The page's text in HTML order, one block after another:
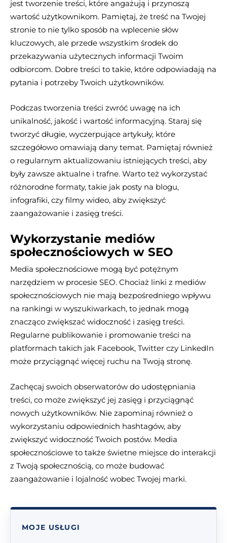
jest tworzenie treści, które angażują i przynoszą
wartość użytkownikom. Pamiętaj, że treść na Twojej
stronie to nie tylko sposób na wplecenie słów
kluczowych, ale przede wszystkim środek do
przekazywania użytecznych informacji Twoim
odbiorcom. Dobre treści to takie, które odpowiadają na
pytania i potrzeby Twoich użytkowników.
Podczas tworzenia treści zwróć uwagę na ich
unikalność, jakość i wartość informacyjną. Staraj się
tworzyć długie, wyczerpujące artykuły, które
szczegółowo omawiają dany temat. Pamiętaj również
o regularnym aktualizowaniu istniejących treści, aby
były zawsze aktualne i trafne. Warto też wykorzystać
różnorodne formaty, takie jak posty na blogu,
infografiki, czy filmy wideo, aby zwiększyć
zaangażowanie i zasięg treści.
Wykorzystanie mediów
społecznościowych w SEO
Media społecznościowe mogą być potężnym
narzędziem w procesie SEO. Chociaż linki z mediów
społecznościowych nie mają bezpośredniego wpływu
na rankingi w wyszukiwarkach, to jednak mogą
znacząco zwiększać widoczność i zasięg treści.
Regularne publikowanie i promowanie treści na
platformach takich jak Facebook, Twitter czy LinkedIn
może przyciągnąć więcej ruchu na Twoją stronę.
Zachęcaj swoich obserwatorów do udostępniania
treści, co może zwiększyć jej zasięg i przyciągnąć
nowych użytkowników. Nie zapominaj również o
wykorzystaniu odpowiednich hashtagów, aby
zwiększyć widoczność Twoich postów. Media
społecznościowe to także świetne miejsce do interakcji
z Twoją społecznością, co może budować
zaangażowanie i lojalność wobec Twojej marki.
MOJE USŁUGI